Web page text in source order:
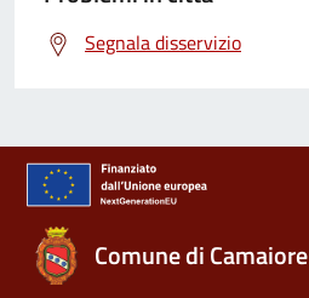
Segnala disservizio
Comune di Camaiore